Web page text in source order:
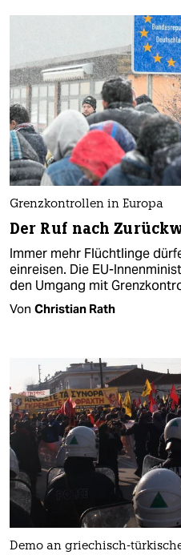
Grenzkontrollen in Europa
Der Ruf nach
Immer mehr Flüchtlinge
einreisen. Die EU-
den Umgang mit
Von Christian Rath
Demo an griechisch-